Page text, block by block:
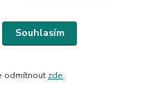
ani publikovat!
Souhlasím
odmítnout zde.